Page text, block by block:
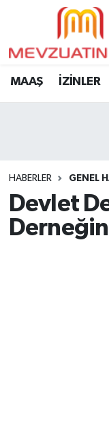
MAAŞ İZİNLER
HABERLER GENEL
Devlet